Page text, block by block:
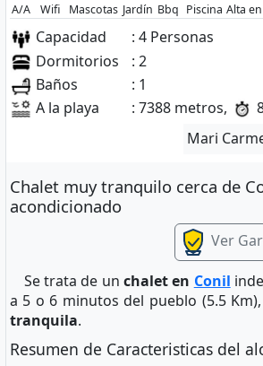
A/A Wifi Mascotas Jardín Bbq Piscina Alta
Capacidad
: 4 Personas
Dormitorios
: 2
Baños
: 1
A la playa
: 7388 metros,
Mari
Chalet muy tranquilo cerca de
acondicionado
Ver
Se trata de un chalet en Conil
a 5 o 6 minutos del pueblo (5.5
tranquila.
Resumen de Caracteristicas del